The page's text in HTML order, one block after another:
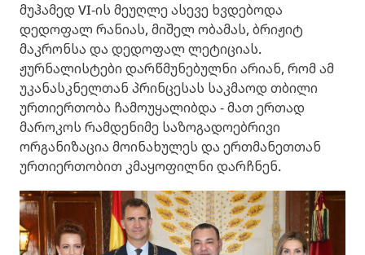
მუჰამედ VI-ის მეუღლე ასევე ხვდებოდა
დედოფალ რანიას, მიშელ ობამას, ბრიჟიტ
მაკრონსა და დედოფალ ლეტიციას.
ჟურნალისტები დარწმუნებულნი არიან, რომ ამ
უკანასკნელთან პრინცესას საკმაოდ თბილი
ურთიერთობა ჩამოუყალიბდა - მათ ერთად
მაროკოს რამდენიმე საზოგადოებრივი
ორგანიზაცია მოინახულეს და ერთმანეთთან
ურთიერთობით კმაყოფილნი დარჩნენ.